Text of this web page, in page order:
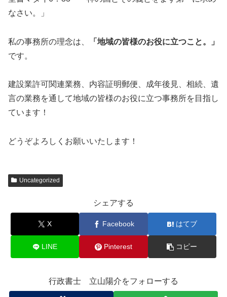
なさい。」
私の事務所の理念は、
「地域の皆様のお役に立つこと。」
です。
建設業許可関連業務、内容証明郵便、成年後見、相続、遺
言の業務を通して地域の皆様のお役に立つ事務所を目指し
ています！
どうぞよろしくお願いいたします！
Uncategorized
シェアする
X Facebook はてブ
LINE Pinterest コピー
行政書士 立山陽介をフォローする